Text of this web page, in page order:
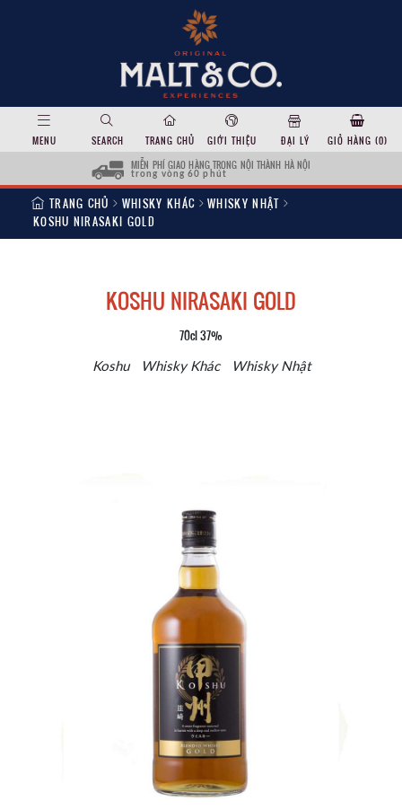
MENU SEARCH TRANG CHỦ GIỚI THIỆU ĐẠI LÝ GIỎ HÀNG (0)
MIỄN PHÍ GIAO HÀNG TRONG NỘI THÀNH HÀ NỘI
trong vòng 60 phút
TRANG CHỦ WHISKY KHÁC
WHISKY NHẬT
KOSHU NIRASAKI GOLD
KOSHU NIRASAKI GOLD
70cl 37%
Koshu Whisky Khác Whisky Nhật